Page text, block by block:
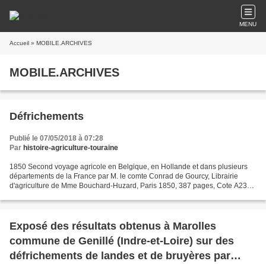
MENU
Accueil » MOBILE.ARCHIVES
MOBILE.ARCHIVES
Défrichements
Publié le 07/05/2018 à 07:28
Par histoire-agriculture-touraine
1850 Second voyage agricole en Belgique, en Hollande et dans plusieurs
départements de la France par M. le comte Conrad de Gourcy, Librairie
d'agriculture de Mme Bouchard-Huzard, Paris 1850, 387 pages, Cote A238
Exposé des résultats obtenus à Marolles
commune de Genillé (Indre-et-Loire) sur des
défrichements de landes et de bruyères par